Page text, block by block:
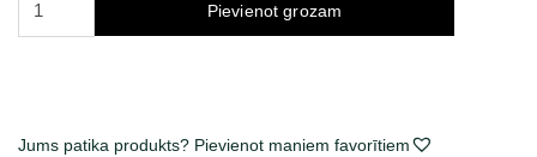
ml
Pievienot grozam
Jums patika produkts? Pievienot maniem favorītiem